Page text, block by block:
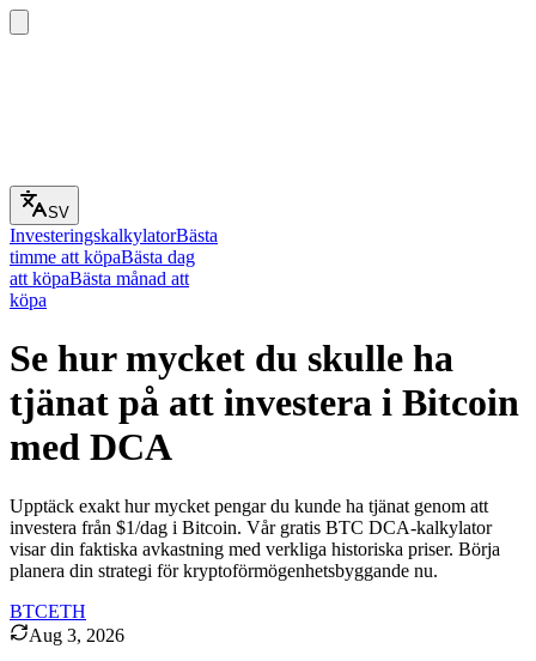
SV
InvesteringskalkylatorBästa
timme att köpaBästa dag
att köpaBästa månad att
köpa
Se hur mycket du skulle ha
tjänat på att investera i Bitcoin
med DCA
Upptäck exakt hur mycket pengar du kunde ha tjänat genom att
investera från $1/dag i Bitcoin. Vår gratis BTC DCA-kalkylator
visar din faktiska avkastning med verkliga historiska priser. Börja
planera din strategi för kryptoförmögenhetsbyggande nu.
BTCETH
Aug 3, 2026